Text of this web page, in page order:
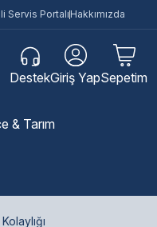
Servis PortalıHakkımızda
DestekGiriş YapSepetim
& Tarım